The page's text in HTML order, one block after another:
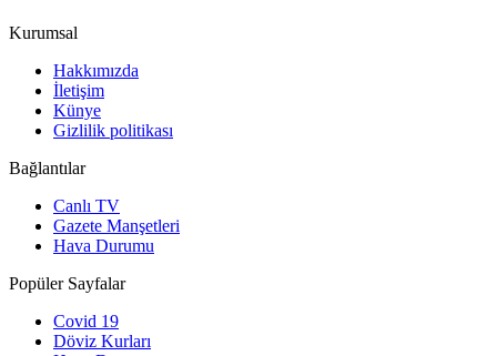
Kurumsal
Hakkımızda
İletişim
Künye
Gizlilik politikası
Bağlantılar
Canlı TV
Gazete Manşetleri
Hava Durumu
Popüler Sayfalar
Covid 19
Döviz Kurları